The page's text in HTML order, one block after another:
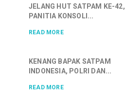
JELANG HUT SATPAM KE-42,
PANITIA KONSOLI...
READ MORE
KENANG BAPAK SATPAM
INDONESIA, POLRI DAN...
READ MORE